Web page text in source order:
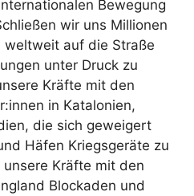
Bewegung
wir uns Millionen
weltweit auf die Straße
unter Druck zu
Kräfte mit den
in Katalonien,
die sich geweigert
Häfen Kriegsgeräte zu
Kräfte mit den
Blockaden und